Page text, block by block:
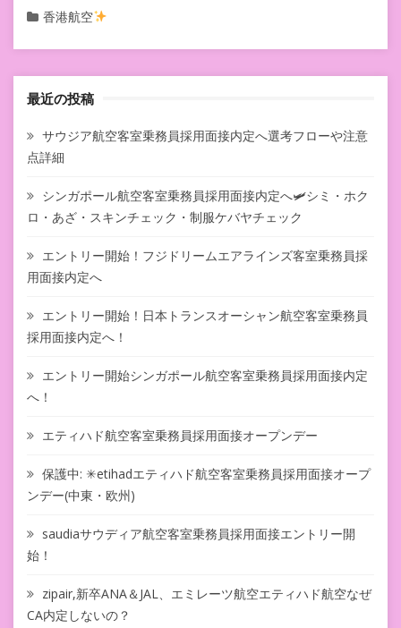
香港航空
最近の投稿
サウジア航空客室乗務員採用面接内定へ選考フローや注意
点詳細
シンガポール航空客室乗務員採用面接内定へ🛩シミ・ホク
ロ・あざ・スキンチェック・制服ケバヤチェック
エントリー開始！フジドリームエアラインズ客室乗務員採
用面接内定へ
エントリー開始！日本トランスオーシャン航空客室乗務員
採用面接内定へ！
エントリー開始シンガポール航空客室乗務員採用面接内定
へ！
エティハド航空客室乗務員採用面接オープンデー
保護中: ✳︎etihadエティハド航空客室乗務員採用面接オープ
ンデー(中東・欧州)
saudiaサウディア航空客室乗務員採用面接エントリー開
始！
zipair,新卒ANA＆JAL、エミレーツ航空エティハド航空なぜ
CA内定しないの？